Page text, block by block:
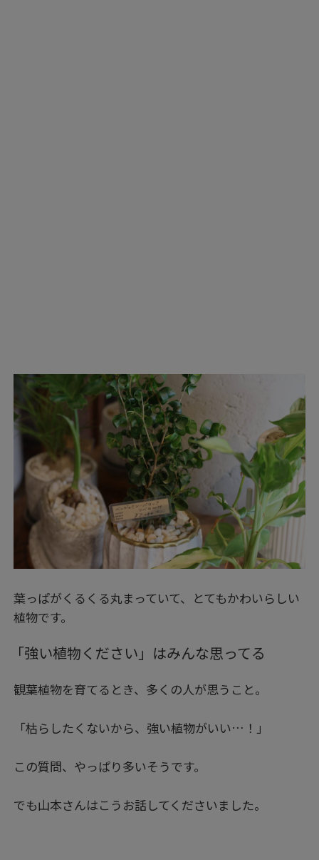
葉っぱがくるくる丸まっていて、とてもかわいらしい
植物です。
「強い植物ください」はみんな思ってる
観葉植物を育てるとき、多くの人が思うこと。
「枯らしたくないから、強い植物がいい…！」
この質問、やっぱり多いそうです。
でも山本さんはこうお話してくださいました。